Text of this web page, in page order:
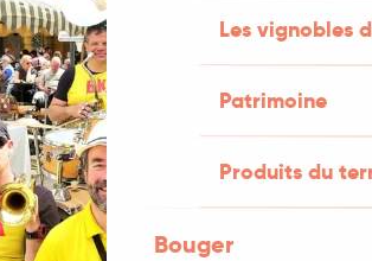
Les vignobles
Patrimoine
Produits du
Bouger